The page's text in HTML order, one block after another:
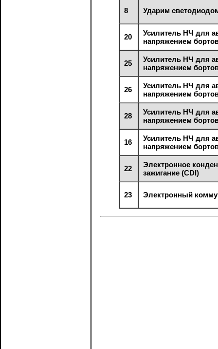
8 Ударим
20
Усилитель НЧ для
напряжением
25
Усилитель НЧ для
напряжением
26
Усилитель НЧ для
напряжением
28
Усилитель НЧ для
напряжением
16
Усилитель НЧ для
напряжением
22
Электронное
зажигание (CDI)
23 Электронный